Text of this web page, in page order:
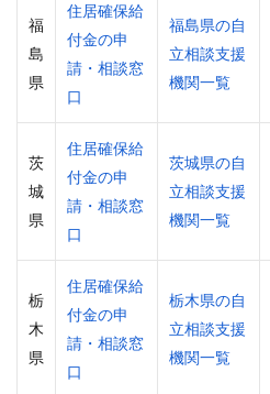
福
島
県
住居確保給
付金の申
請・相談窓
口
福島県の自
立相談支援
機関一覧
茨
城
県
住居確保給
付金の申
請・相談窓
口
茨城県の自
立相談支援
機関一覧
栃
木
県
住居確保給
付金の申
請・相談窓
口
栃木県の自
立相談支援
機関一覧